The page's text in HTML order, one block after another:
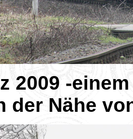
2009 -
der Nähe